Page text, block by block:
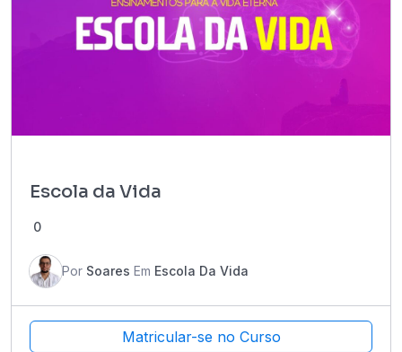
Escola da Vida
0
Por Soares Em Escola Da Vida
Matricular-se no Curso